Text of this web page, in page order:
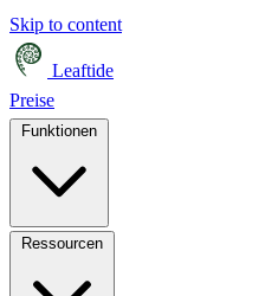
Skip to content
Leaftide
Preise